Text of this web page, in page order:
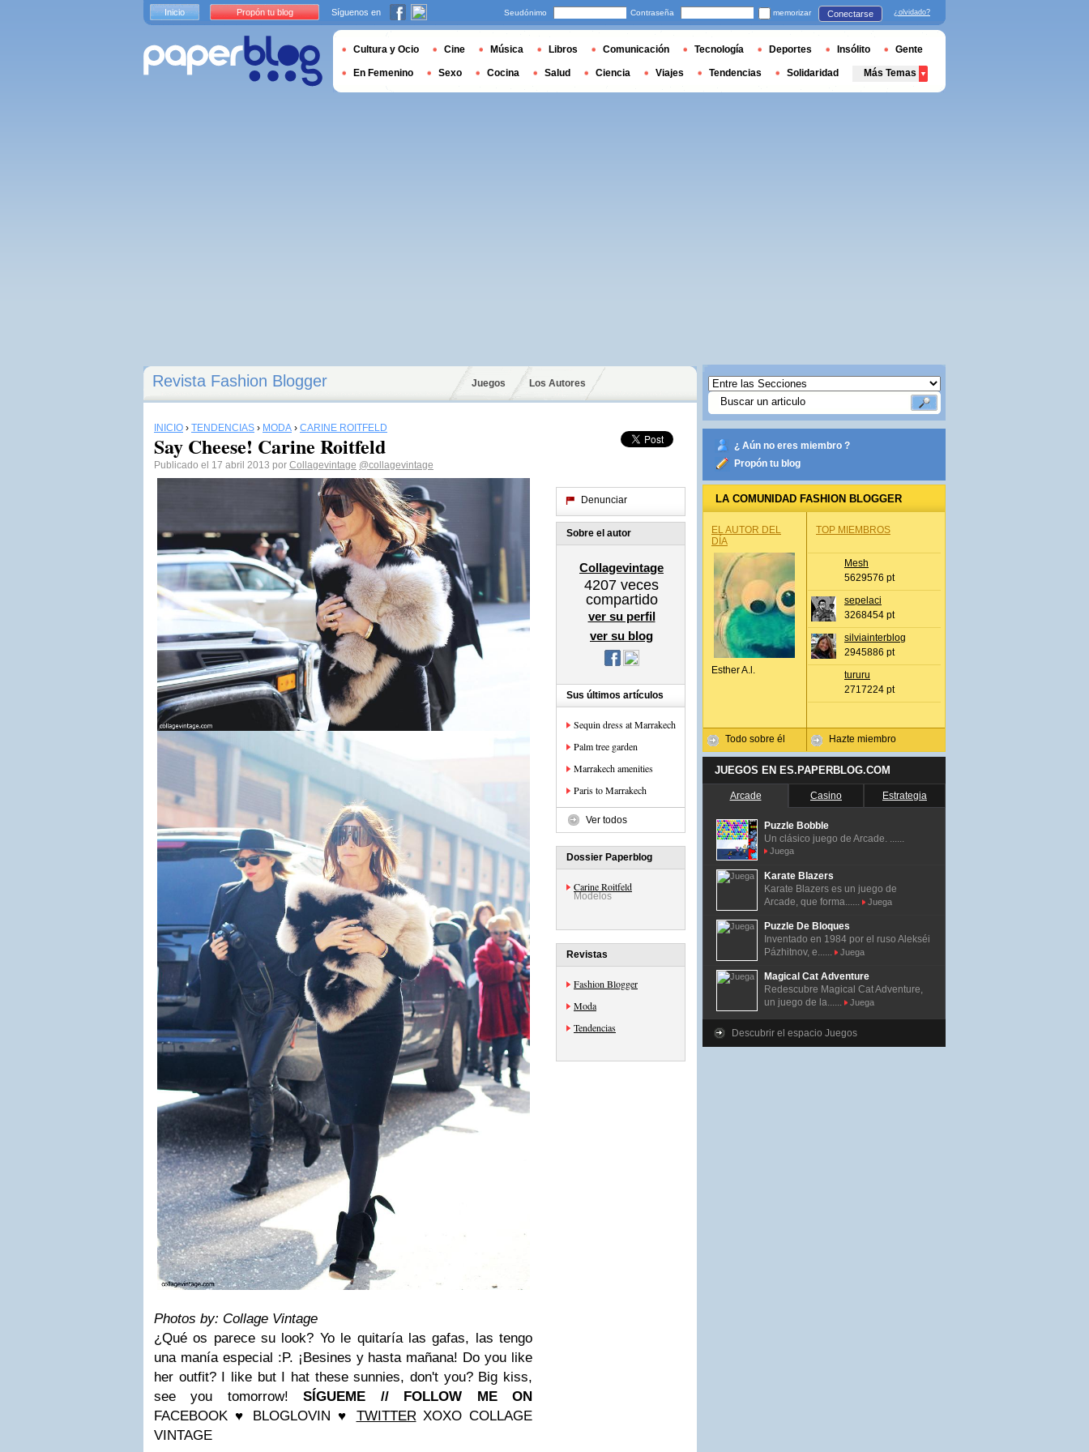
Revista Fashion Blogger Juegos Los Autores
INICIO › TENDENCIAS › MODA › CARINE ROITFELD
Say Cheese! Carine Roitfeld
Publicado el 17 abril 2013 por Collagevintage @collagevintage
Photos by: Collage Vintage
¿Qué os parece su look? Yo le quitaría las gafas, las tengo
una manía especial :P. ¡Besines y hasta mañana! Do you like
her outfit? I like but I hat these sunnies, don't you? Big kiss,
see you tomorrow!
SÍGUEME // FOLLOW ME ON
FACEBOOK ♥ BLOGLOVIN ♥ TWITTER XOXO COLLAGE
VINTAGE
Denunciar
Sobre el autor
Collagevintage
4207 veces
compartido
ver su perfil
ver su blog
Sus últimos artículos
Sequin dress at Marrakech
Palm tree garden
Marrakech amenities
Paris to Marrakech
Ver todos
Dossier Paperblog
Carine Roitfeld
Modelos
Revistas
Fashion Blogger
Moda
Tendencias
¿ Aún no eres miembro ?
Propón tu blog
LA COMUNIDAD FASHION BLOGGER
EL AUTOR DEL
DÍA
Esther A.l.
Todo sobre él
TOP MIEMBROS
Mesh
5629576 pt
sepelaci
3268454 pt
silviainterblog
2945886 pt
tururu
2717224 pt
Hazte miembro
JUEGOS EN ES.PAPERBLOG.COM
Arcade Casino Estrategia
Puzzle Bobble
Un clásico juego de Arcade. ......
Juega
Karate Blazers
Karate Blazers es un juego de
Arcade, que forma......
Juega
Puzzle De Bloques
Inventado en 1984 por el ruso Alekséi
Pázhitnov, e......
Juega
Magical Cat Adventure
Redescubre Magical Cat Adventure,
un juego de la......
Juega
Descubrir el espacio Juegos
Inicio Propón tu blog Síguenos en Seudónimo Contraseña memorizar Conectarse ¿olvidado?
Cultura y Ocio Cine Música Libros Comunicación Tecnología Deportes Insólito Gente
En Femenino Sexo Cocina Salud Ciencia Viajes Tendencias Solidaridad Más Temas